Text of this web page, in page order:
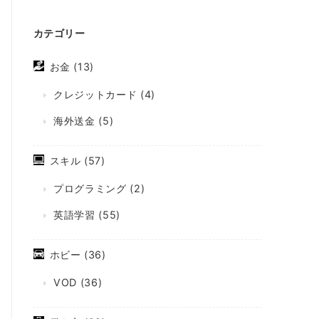
カテゴリー
お金 (13)
クレジットカード (4)
海外送金 (5)
スキル (57)
プログラミング (2)
英語学習 (55)
ホビー (36)
VOD (36)